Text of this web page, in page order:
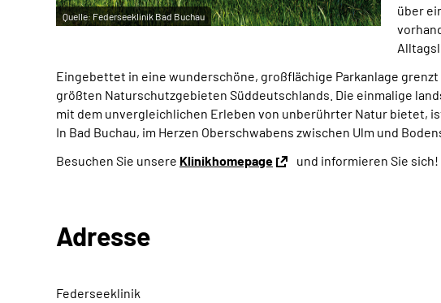
Quelle:Federseeklinik Bad Buchau
über
Eingebettet in eine wunderschöne, großflächige Parkanlage
größten Naturschutzgebieten Süddeutschlands. Die einmalige
mit dem unvergleichlichen Erleben von unberührter Natur bietet,
In Bad Buchau, im Herzen Oberschwabens zwischen Ulm und
Besuchen Sie unsere Klinikhomepage und informieren Sie
Adresse
Federseeklinik